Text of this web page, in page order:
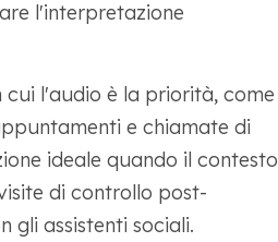
l'interpretazione
l'audio è la priorità, come
e chiamate di
ideale quando il contesto
di controllo post-
gli assistenti sociali.